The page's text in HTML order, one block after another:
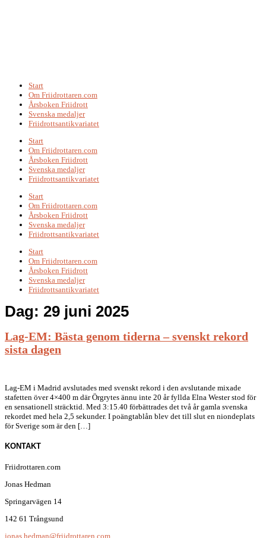
Start
Om Friidrottaren.com
Årsboken Friidrott
Svenska medaljer
Friidrottsantikvariatet
Start
Om Friidrottaren.com
Årsboken Friidrott
Svenska medaljer
Friidrottsantikvariatet
Start
Om Friidrottaren.com
Årsboken Friidrott
Svenska medaljer
Friidrottsantikvariatet
Start
Om Friidrottaren.com
Årsboken Friidrott
Svenska medaljer
Friidrottsantikvariatet
Dag: 29 juni 2025
Lag-EM: Bästa genom tiderna – svenskt rekord
sista dagen
Lag-EM i Madrid avslutades med svenskt rekord i den avslutande mixade
stafetten över 4×400 m där Örgrytes ännu inte 20 år fyllda Elna Wester stod för
en sensationell sträcktid. Med 3:15.40 förbättrades det två år gamla svenska
rekordet med hela 2,5 sekunder. I poängtablån blev det till slut en niondeplats
för Sverige som är den […]
KONTAKT
Friidrottaren.com
Jonas Hedman
Springarvägen 14
142 61 Trångsund
jonas.hedman@friidrottaren.com